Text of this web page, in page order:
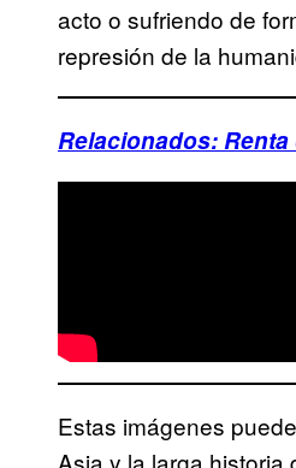
acto o sufriendo de
represión de la
Relacionados:
Estas imágenes
Asia y la larga